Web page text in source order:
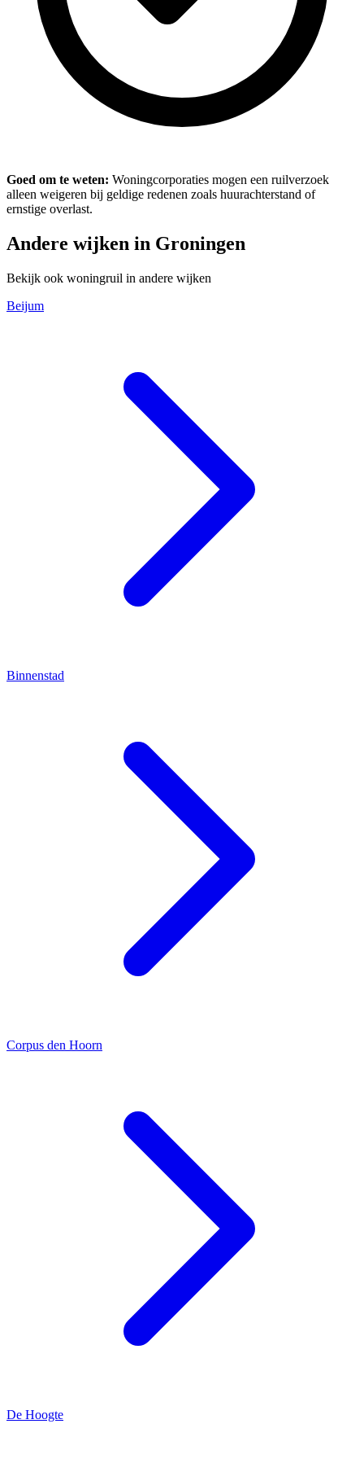
Goed om te weten: Woningcorporaties mogen een ruilverzoek
alleen weigeren bij geldige redenen zoals huurachterstand of
ernstige overlast.
Andere wijken in Groningen
Bekijk ook woningruil in andere wijken
Beijum
Binnenstad
Corpus den Hoorn
De Hoogte